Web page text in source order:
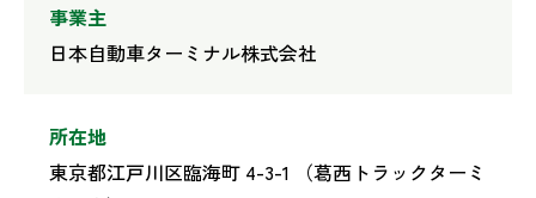
事業主
日本自動車ターミナル株式会社
所在地
東京都江戸川区臨海町 4-3-1 （葛西トラックターミ